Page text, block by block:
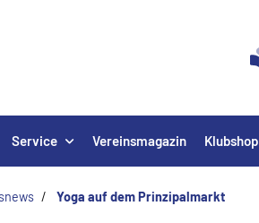
Service Vereinsmagazin Klubshop
Yoga auf dem Prinzipalmarkt